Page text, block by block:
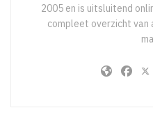
2005 en is uitsluitend
compleet overzicht